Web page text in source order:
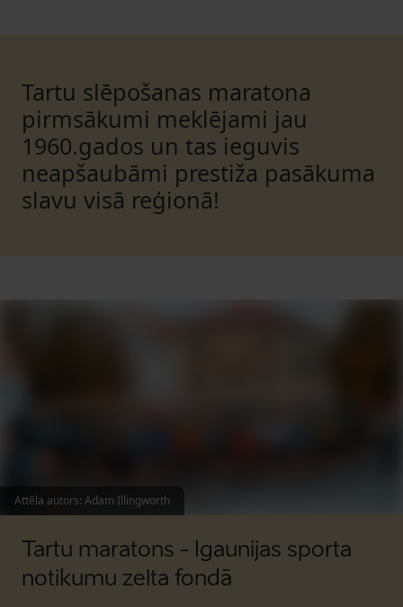
Tartu slēpošanas maratona
pirmsākumi meklējami jau
1960.gados un tas ieguvis
neapšaubāmi prestiža pasākuma
slavu visā reģionā!
Attēla autors: Adam Illingworth
Tartu maratons - Igaunijas sporta
notikumu zelta fondā